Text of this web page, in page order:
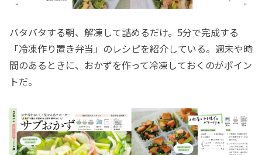
バタバタする朝、解凍して詰めるだけ。5分で完成する
「冷凍作り置き弁当」のレシピを紹介している。週末や時
間のあるときに、おかずを作って冷凍しておくのがポイン
トだ。